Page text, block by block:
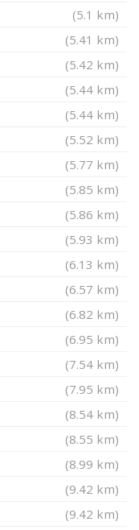
(5.1 km)
(5.41 km)
(5.42 km)
(5.44 km)
(5.44 km)
(5.52 km)
(5.77 km)
(5.85 km)
(5.86 km)
(5.93 km)
(6.13 km)
(6.57 km)
(6.82 km)
(6.95 km)
(7.54 km)
(7.95 km)
(8.54 km)
(8.55 km)
(8.99 km)
(9.42 km)
(9.42 km)